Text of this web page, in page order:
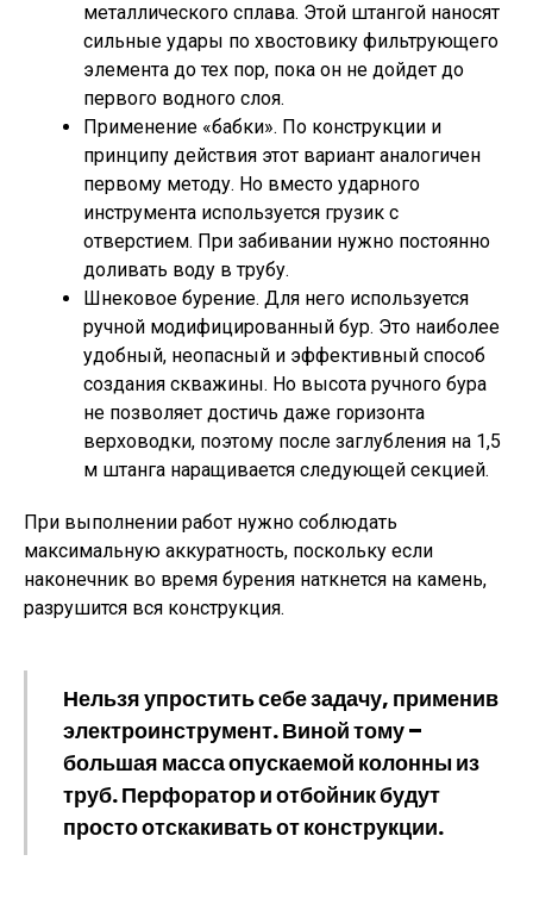
металлического сплава. Этой штангой наносят
сильные удары по хвостовику фильтрующего
элемента до тех пор, пока он не дойдет до
первого водного слоя.
Применение «бабки». По конструкции и
принципу действия этот вариант аналогичен
первому методу. Но вместо ударного
инструмента используется грузик с
отверстием. При забивании нужно постоянно
доливать воду в трубу.
Шнековое бурение. Для него используется
ручной модифицированный бур. Это наиболее
удобный, неопасный и эффективный способ
создания скважины. Но высота ручного бура
не позволяет достичь даже горизонта
верховодки, поэтому после заглубления на 1,5
м штанга наращивается следующей секцией.
При выполнении работ нужно соблюдать
максимальную аккуратность, поскольку если
наконечник во время бурения наткнется на камень,
разрушится вся конструкция.
Нельзя упростить себе задачу, применив
электроинструмент. Виной тому –
большая масса опускаемой колонны из
труб. Перфоратор и отбойник будут
просто отскакивать от конструкции.